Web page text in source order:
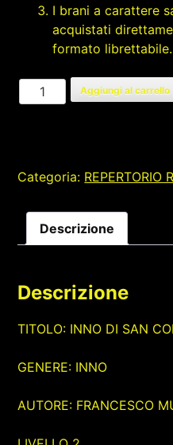
I brani a carattere
acquistati
formato librettabile.
INNO
DI
Aggiungi al carrello
Categoria: REPERTORIO
Descrizione
Descrizione
TITOLO: INNO DI SAN
GENERE: INNO
AUTORE: FRANCESCO